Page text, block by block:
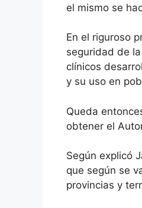
el mismo se
En el riguroso
seguridad de
clínicos
y su uso en
Queda
obtener el
Según explicó
que según se
provincias y